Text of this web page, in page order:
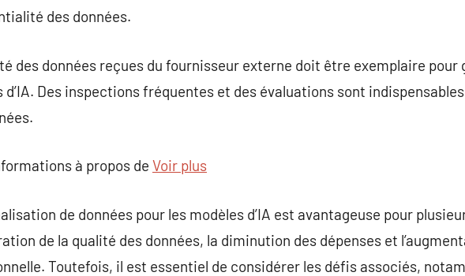
des données.
des données reçues du fournisseur externe doit être exemplaire
d’IA. Des inspections fréquentes et des évaluations sont
à propos de Voir plus
de données pour les modèles d’IA est avantageuse pour
de la qualité des données, la diminution des dépenses et
Toutefois, il est essentiel de considérer les défis associés,